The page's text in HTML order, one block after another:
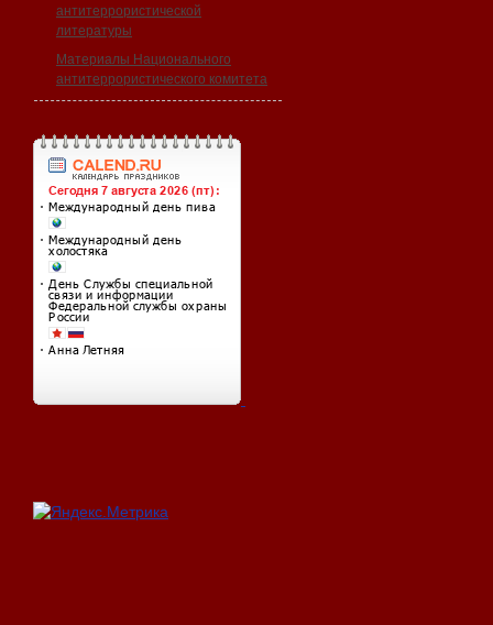
антитеррористической
литературы
Материалы Национального
антитеррористического комитета